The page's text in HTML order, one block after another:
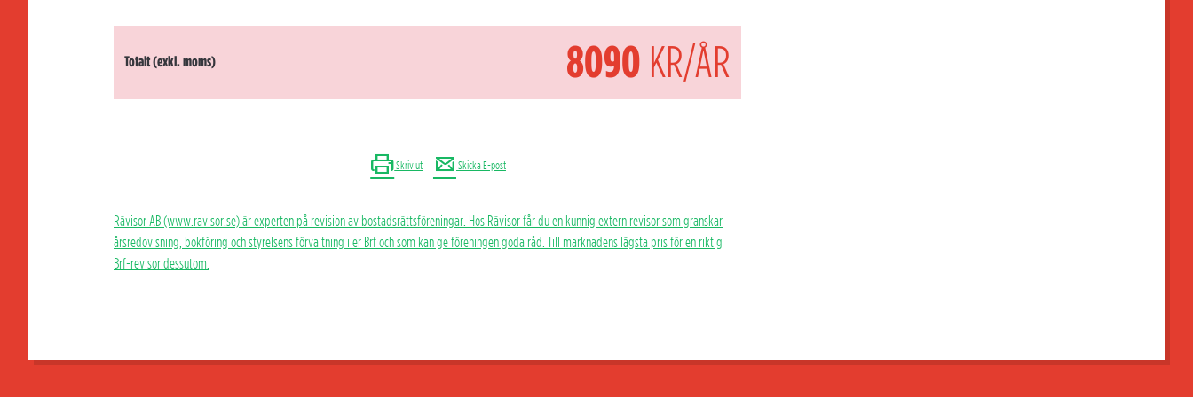
Totalt (exkl. moms) 8090 KR/ÅR
Skriv ut Skicka E-post
Rävisor AB (www.ravisor.se) är experten på revision av bostadsrättsföreningar. Hos Rävisor får du en kunnig extern revisor som granskar
årsredovisning, bokföring och styrelsens förvaltning i er Brf och som kan ge föreningen goda råd. Till marknadens lägsta pris för en riktig
Brf-revisor dessutom.